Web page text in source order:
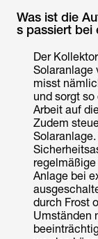
Was ist die
s passiert bei
Der
Solaranlage
misst
und sorgt
Arbeit auf
Zudem
Anlage bei
durch Frost
Umständen